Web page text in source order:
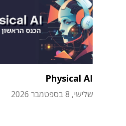
Physical AI
שלישי, 8 בספטמבר 2026